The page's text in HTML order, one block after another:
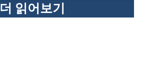
더 읽어보기